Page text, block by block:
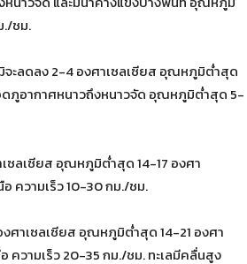
./ชม.
ะลดลง 2-4 องศาเซลเซียส อุณหภูมิต่ำสุด
ภูอากาศหนาวถึงหนาวจัด อุณหภูมิต่ำสุด 5-
ซลเซียส อุณหภูมิต่ำสุด 14-17 องศา
ความเร็ว 10-30 กม./ชม.
ศาเซลเซียส อุณหภูมิต่ำสุด 14-21 องศา
ความเร็ว 20-35 กม./ชม. ทะเลมีคลื่นสูง